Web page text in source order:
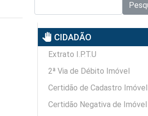
pan_tool CIDADÃO
Extrato I.P.T.U
2ª Via de Débito Imóvel
Certidão de Cadastro Imóvel
Certidão Negativa de Imóvel